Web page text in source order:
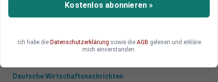
Der Vorstandsvorsitzende des Windkraft-
Konzerns fordert von der Politik in Europa
Deutsche Wirtschaftsnachrichten
Kostenlos abonnieren »
Ich habe die Datenschutzerklärung sowie die AGB gelesen und erkläre
mich einverstanden.